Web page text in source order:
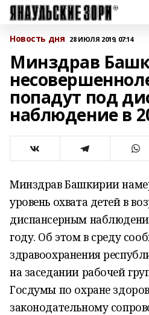
Новость дня 28 ИЮЛЯ 2019, 07:14
Минздрав
попадут под
наблюдение в
Минздрав Башкирии
уровень охвата детей в
диспансерным
году. Об этом в среду
здравоохранения
на заседании рабочей
Госдумы по охране
законодательному